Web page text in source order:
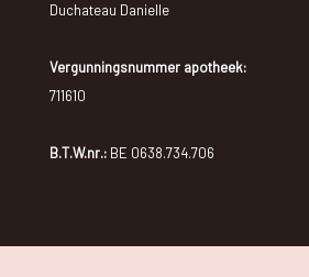
Duchateau Danielle
Vergunningsnummer apotheek:
711610
B.T.W.nr.:BE 0638.734.706